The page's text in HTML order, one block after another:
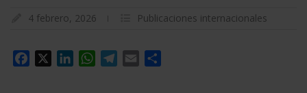
4 febrero, 2026 Publicaciones internacionales
Facebook LinkedInWhatsApp
Telegram
Email